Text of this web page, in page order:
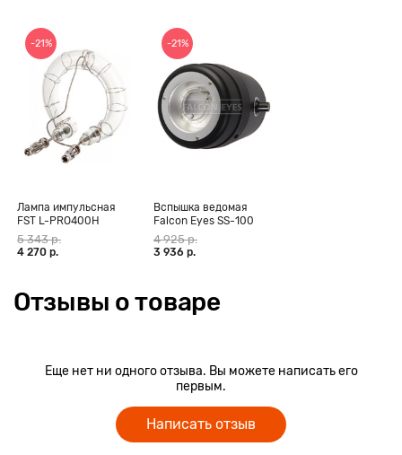
-21%
Лампа импульсная
FST L-PRO400H
5 343 р.
4 270 р.
-21%
Вспышка ведомая
Falcon Eyes SS-100
4 925 р.
3 936 р.
Отзывы о товаре
Еще нет ни одного отзыва. Вы можете написать его
первым.
Написать отзыв